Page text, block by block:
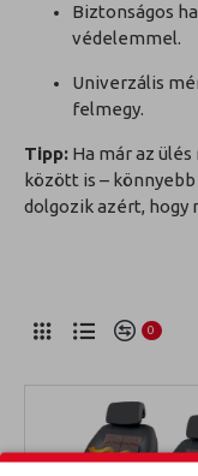
Biztonságos
védelemmel.
Univerzális
felmegy.
Tipp: Ha már az
között is –
dolgozik azért, hogy
0